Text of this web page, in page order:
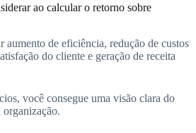
ao calcular o retorno sobre
de eficiência, redução de custos
do cliente e geração de receita
você consegue uma visão clara do